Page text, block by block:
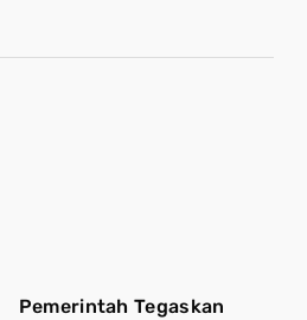
Pemerintah Tegaskan